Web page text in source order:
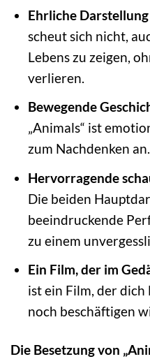
Ehrliche Darstellung
scheut sich nicht,
Lebens zu zeigen,
verlieren.
Bewegende
„Animals“ ist
zum Nachdenken an.
Hervorragende
Die beiden
beeindruckende
zu einem
Ein Film, der im
ist ein Film, der dich
noch beschäftigen
Die Besetzung von